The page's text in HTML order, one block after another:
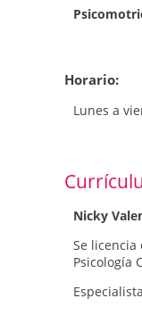
Psicología
Horario:
Lunes a
Nicky
Se
Psicología